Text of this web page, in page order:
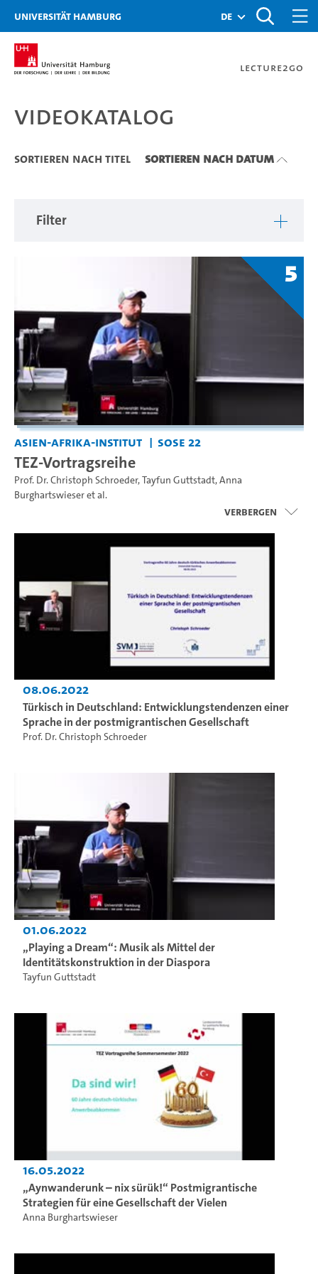
Zu den Filtern
Zur Metanavigation
Zur Hauptnavigation
Zur Suche
Zum Inhalt
Zum Seitenfuss
Universität Hamburg de
Lecture2Go
Videokatalog
Videokatalog
Sortieren nach Titel Sortieren nach Datum
Filter
5
Asien-Afrika-Institut SoSe 22
TEZ-Vortragsreihe
Prof. Dr. Christoph Schroeder,Tayfun Guttstadt,Anna
Burghartswieseret al.
Verbergen
08.06.2022
Türkisch in Deutschland: Entwicklungstendenzen einer
Sprache in der postmigrantischen Gesellschaft
Prof. Dr. Christoph Schroeder
01.06.2022
„Playing a Dream“: Musik als Mittel der
Identitätskonstruktion in der Diaspora
Tayfun Guttstadt
16.05.2022
„Aynwanderunk – nix sürük!“ Postmigrantische
Strategien für eine Gesellschaft der Vielen
Anna Burghartswieser